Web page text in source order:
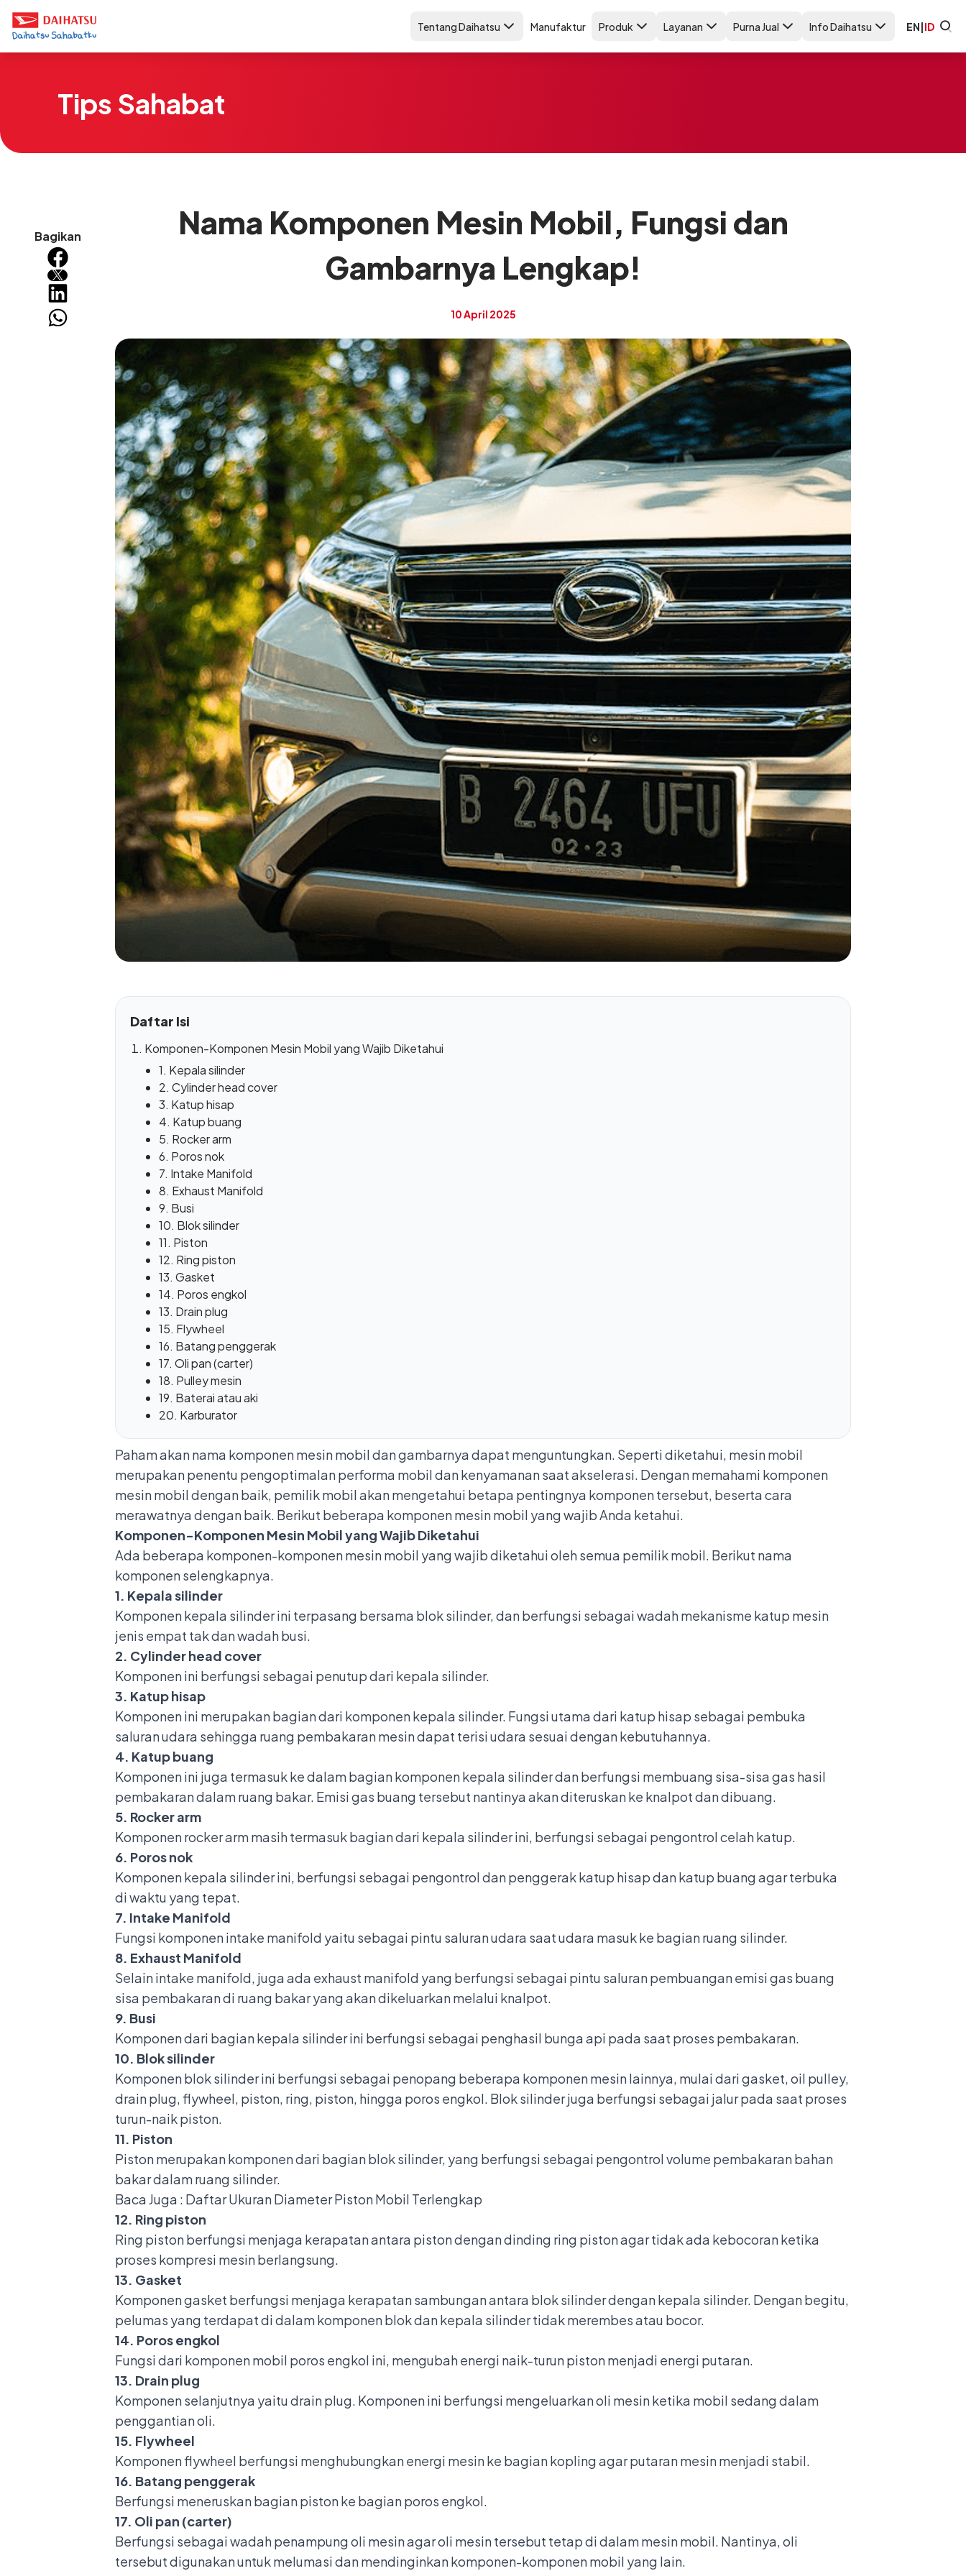
Tentang Daihatsu Manufaktur Produk Layanan Purna Jual Info Daihatsu EN|ID
Tips Sahabat
Bagikan
Nama Komponen Mesin Mobil, Fungsi dan
Gambarnya Lengkap!
10 April 2025
Daftar Isi
Komponen-Komponen Mesin Mobil yang Wajib Diketahui
1. Kepala silinder
2. Cylinder head cover
3. Katup hisap
4. Katup buang
5. Rocker arm
6. Poros nok
7. Intake Manifold
8. Exhaust Manifold
9. Busi
10. Blok silinder
11. Piston
12. Ring piston
13. Gasket
14. Poros engkol
13. Drain plug
15. Flywheel
16. Batang penggerak
17. Oli pan (carter)
18. Pulley mesin
19. Baterai atau aki
20. Karburator
Paham akan nama komponen mesin mobil dan gambarnya dapat menguntungkan. Seperti diketahui, mesin mobil
merupakan penentu pengoptimalan performa mobil dan kenyamanan saat akselerasi. Dengan memahami komponen
mesin mobil dengan baik, pemilik mobil akan mengetahui betapa pentingnya komponen tersebut, beserta cara
merawatnya dengan baik. Berikut beberapa komponen mesin mobil yang wajib Anda ketahui.
Komponen-Komponen Mesin Mobil yang Wajib Diketahui
Ada beberapa komponen-komponen mesin mobil yang wajib diketahui oleh semua pemilik mobil. Berikut nama
komponen selengkapnya.
1. Kepala silinder
Komponen kepala silinderini terpasang bersama blok silinder, dan berfungsi sebagai wadah mekanisme katup mesin
jenis empat tak dan wadah busi.
2. Cylinder head cover
Komponen ini berfungsi sebagai penutup dari kepala silinder.
3. Katup hisap
Komponen ini merupakan bagian dari komponen kepala silinder. Fungsi utama dari katup hisap sebagai pembuka
saluran udara sehingga ruang pembakaran mesin dapat terisi udara sesuai dengan kebutuhannya.
4. Katup buang
Komponen ini juga termasuk ke dalam bagian komponen kepala silinder dan berfungsi membuang sisa-sisa gas hasil
pembakaran dalam ruang bakar. Emisi gas buang tersebut nantinya akan diteruskan ke knalpot dan dibuang.
5. Rocker arm
Komponen rocker armmasih termasuk bagian dari kepala silinder ini, berfungsi sebagai pengontrol celah katup.
6. Poros nok
Komponen kepala silinder ini, berfungsi sebagai pengontrol dan penggerak katup hisap dan katup buang agar terbuka
di waktu yang tepat.
7. Intake Manifold
Fungsi komponen intake manifold yaitu sebagai pintu saluran udara saat udara masuk ke bagian ruang silinder.
8. Exhaust Manifold
Selain intake manifold, juga ada exhaust manifold yang berfungsi sebagai pintu saluran pembuangan emisi gas buang
sisa pembakaran di ruang bakar yang akan dikeluarkan melalui knalpot.
9. Busi
Komponen dari bagian kepala silinder ini berfungsi sebagai penghasil bunga api pada saat proses pembakaran.
10. Blok silinder
Komponen blok silinderini berfungsi sebagai penopang beberapa komponen mesin lainnya, mulai dari gasket, oil pulley,
drain plug, flywheel, piston, ring, piston, hingga poros engkol. Blok silinder juga berfungsi sebagai jalur pada saat proses
turun-naik piston.
11. Piston
Piston merupakan komponen dari bagian blok silinder, yang berfungsi sebagai pengontrol volume pembakaran bahan
bakar dalam ruang silinder.
Baca Juga : Daftar Ukuran Diameter Piston Mobil Terlengkap
12. Ring piston
Ring piston berfungsi menjaga kerapatan antara piston dengan dinding ring piston agar tidak ada kebocoran ketika
proses kompresi mesin berlangsung.
13. Gasket
Komponen gasket berfungsi menjaga kerapatan sambungan antara blok silinder dengan kepala silinder. Dengan begitu,
pelumas yang terdapat di dalam komponen blok dan kepala silinder tidak merembes atau bocor.
14. Poros engkol
Fungsi dari komponen mobil poros engkol ini, mengubah energi naik-turun piston menjadi energi putaran.
13. Drain plug
Komponen selanjutnya yaitu drain plug. Komponen ini berfungsi mengeluarkan oli mesin ketika mobil sedang dalam
penggantian oli.
15. Flywheel
Komponen flywheel berfungsi menghubungkan energi mesin ke bagian kopling agar putaran mesin menjadi stabil.
16. Batang penggerak
Berfungsi meneruskan bagian piston ke bagian poros engkol.
17. Oli pan (carter)
Berfungsi sebagai wadah penampung oli mesin agar oli mesin tersebut tetap di dalam mesin mobil. Nantinya, oli
tersebut digunakan untuk melumasi dan mendinginkan komponen-komponen mobil yang lain.